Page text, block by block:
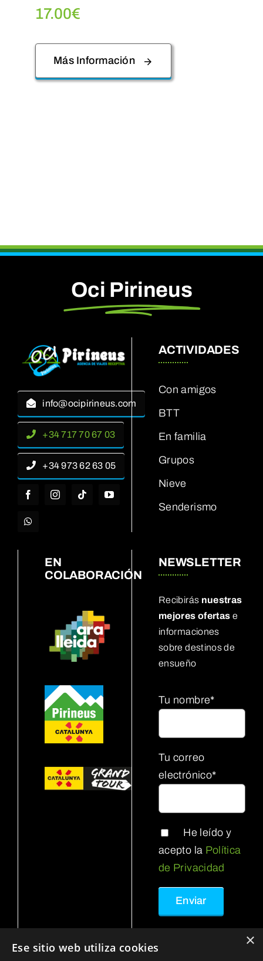
17.00€
Más Información
Oci Pirineus
info@ocipirineus.com
+34 717 70 67 03
+34 973 62 63 05
ACTIVIDADES
Con amigos
BTT
En familia
Grupos
Nieve
Senderismo
EN
COLABORACIÓN
NEWSLETTER
Recibirás nuestras
mejores ofertas e
informaciones
sobre destinos de
ensueño
Tu nombre*
Tu correo
electrónico*
He leído y
acepto la Política
de Privacidad
×
Ese sitio web utiliza cookies